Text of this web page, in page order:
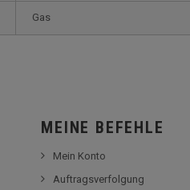
gas
MEINE BEFEHLE
Mein Konto
Auftragsverfolgung